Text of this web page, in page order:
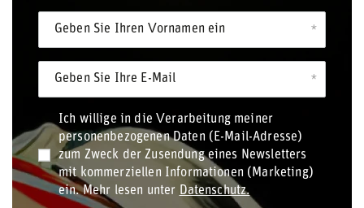
Geben Sie Ihren Vornamen ein
Geben Sie Ihre E-Mail
Ich willige in die Verarbeitung meiner
personenbezogenen Daten (E-Mail-Adresse)
zum Zweck der Zusendung eines Newsletters
mit kommerziellen Informationen (Marketing)
ein. Mehr lesen unter Datenschutz.